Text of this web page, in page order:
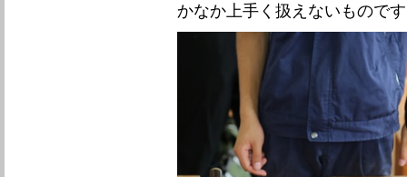
かなか上手く扱えないもので